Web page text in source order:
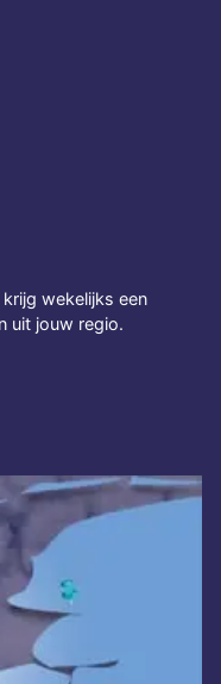
wekelijks een
uit jouw regio.